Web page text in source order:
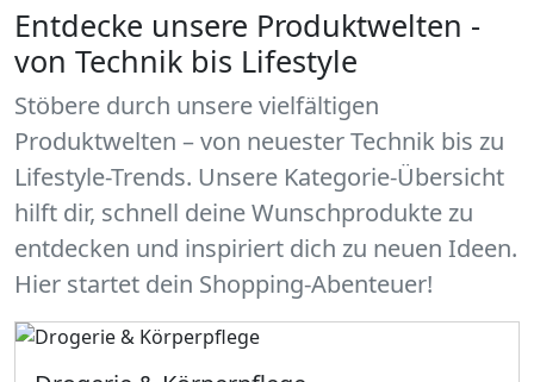
Entdecke unsere Produktwelten -
von Technik bis Lifestyle
Stöbere durch unsere vielfältigen
Produktwelten – von neuester Technik bis zu
Lifestyle-Trends. Unsere Kategorie-Übersicht
hilft dir, schnell deine Wunschprodukte zu
entdecken und inspiriert dich zu neuen Ideen.
Hier startet dein Shopping-Abenteuer!